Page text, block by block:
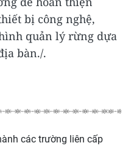
bị công nghệ,
quản lý rừng dựa
bàn./.
các trường liên cấp